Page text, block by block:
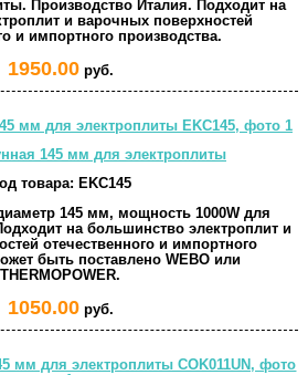
Производство Италия. Подходит на
и варочных поверхностей
и импортного производства.
1950.00руб.
145 мм для электроплиты
товара: EKC145
145 мм, мощность 1000W для
на большинство электроплит и
отечественного и импортного
быть поставлено WEBO или
THERMOPOWER.
1050.00руб.